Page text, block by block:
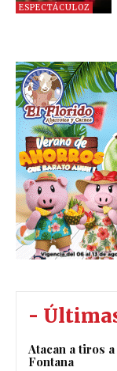
ESPECTÁCULOZ
-
Atacan a tiros
Fontana